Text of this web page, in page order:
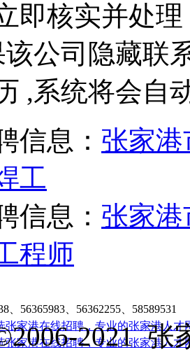
即核实并处理
该公司隐藏联
,系统将会自
信息： 张家
工
信息： 张家
程师
、56365983、56362255、58589531
2021 张